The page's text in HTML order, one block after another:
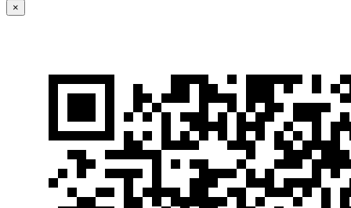
×